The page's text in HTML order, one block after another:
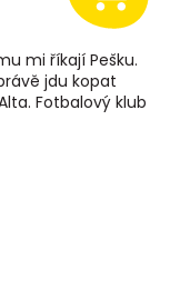
mi říkají Pešku.
jdu kopat
Fotbalový klub